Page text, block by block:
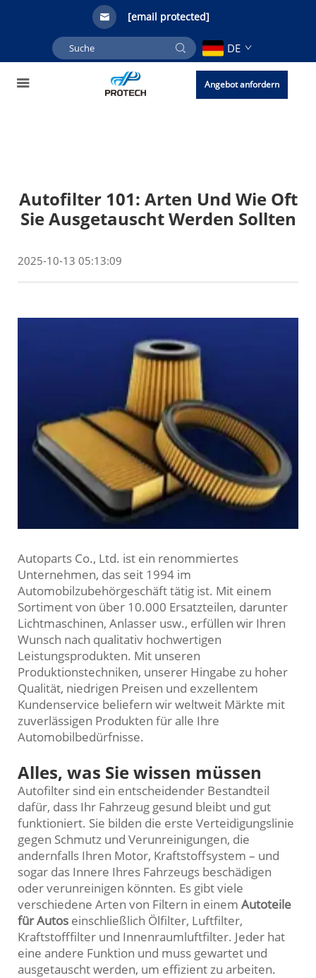
[email protected]
DE
Angebot anfordern
Autofilter 101: Arten Und Wie Oft
Sie Ausgetauscht Werden Sollten
2025-10-13 05:13:09
Autoparts Co., Ltd. ist ein renommiertes
Unternehmen, das seit 1994 im
Automobilzubehörgeschäft tätig ist. Mit einem
Sortiment von über 10.000 Ersatzteilen, darunter
Lichtmaschinen, Anlasser usw., erfüllen wir Ihren
Wunsch nach qualitativ hochwertigen
Leistungsprodukten. Mit unseren
Produktionstechniken, unserer Hingabe zu hoher
Qualität, niedrigen Preisen und exzellentem
Kundenservice beliefern wir weltweit Märkte mit
zuverlässigen Produkten für alle Ihre
Automobilbedürfnisse.
Alles, was Sie wissen müssen
Autofilter sind ein entscheidender Bestandteil
dafür, dass Ihr Fahrzeug gesund bleibt und gut
funktioniert. Sie bilden die erste Verteidigungslinie
gegen Schmutz und Verunreinigungen, die
andernfalls Ihren Motor, Kraftstoffsystem – und
sogar das Innere Ihres Fahrzeugs beschädigen
oder verunreinigen könnten. Es gibt viele
verschiedene Arten von Filtern in einem Autoteile
für Autos einschließlich Ölfilter, Luftfilter,
Kraftstofffilter und Innenraumluftfilter. Jeder hat
eine andere Funktion und muss gewartet und
ausgetauscht werden, um effizient zu arbeiten.